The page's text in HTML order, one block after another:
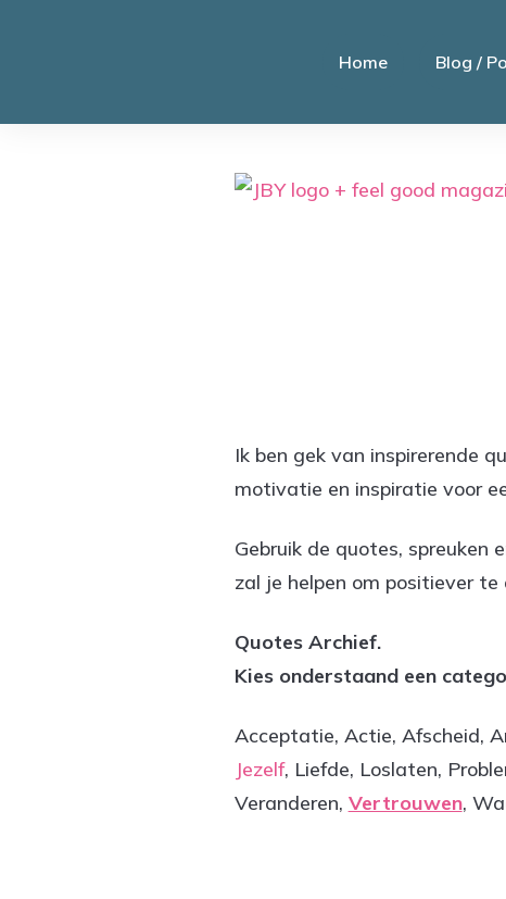
Home Blog /
Ik ben gek van inspirerende
motivatie en inspiratie voor
Gebruik de quotes, spreuken
zal je helpen om positiever
Quotes Archief.
Kies onderstaand een
Acceptatie, Actie, Afscheid,
Jezelf, Liefde, Loslaten,
Veranderen, Vertrouwen,